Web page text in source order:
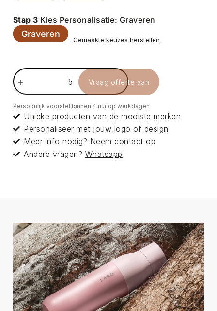
Stap 3 Kies Personalisatie: Graveren
Graveren
Gemaakte keuzes herstellen
Vraag offerte aan
Persoonlijk voorstel binnen 4 uur op werkdagen
Unieke producten van de mooiste merken
Personaliseer met jouw logo of design
Meer info nodig? Neemcontact op
Andere vragen? Whatsapp